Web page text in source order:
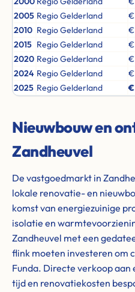
2005 Regio Gelderland
€
2010 Regio Gelderland
€
2015 Regio Gelderland
€
2020 Regio Gelderland
€
2024 Regio Gelderland
€
2025 Regio Gelderland €
Nieuwbouw en
Zandheuvel
De vastgoedmarkt in
lokale renovatie- en
komst van energiezuinige
isolatie en
Zandheuvel met een
flink moeten investeren om
Funda. Directe verkoop aan
tijd en renovatiekosten